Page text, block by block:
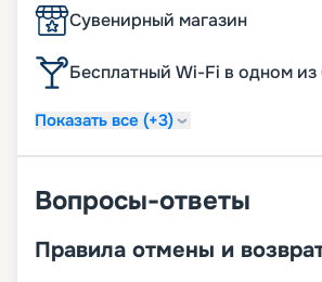
Сувенирный магазин
Бесплатный Wi-Fi в одном из
Показать все (+3)
Вопросы-ответы
Правила отмены и